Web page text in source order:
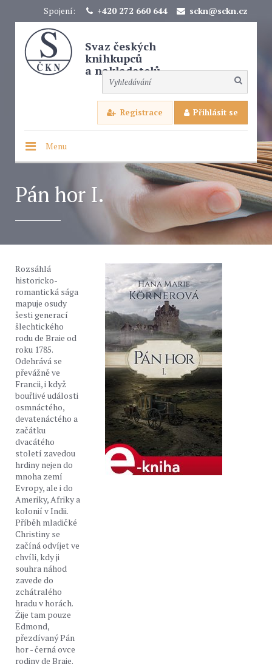
Spojení: +420 272 660 644 sckn@sckn.cz
Svaz českých
knihkupců
a nakladatelů
Registrace Přihlásit se
Menu
Pán hor I.
Rozsáhlá
historicko-
romantická sága
mapuje osudy
šesti generací
šlechtického
rodu de Braie od
roku 1785.
Odehrává se
převážně ve
Francii, i když
bouřlivé události
osmnáctého,
devatenáctého a
začátku
dvacátého
století zavedou
hrdiny nejen do
mnoha zemí
Evropy, ale i do
Ameriky, Afriky a
kolonií v Indii.
Příběh mladičké
Christiny se
začíná odvíjet ve
chvíli, kdy ji
souhra náhod
zavede do
zchátralého
hradu v horách.
Žije tam pouze
Edmond,
přezdívaný Pán
hor - černá ovce
rodiny de Braie.